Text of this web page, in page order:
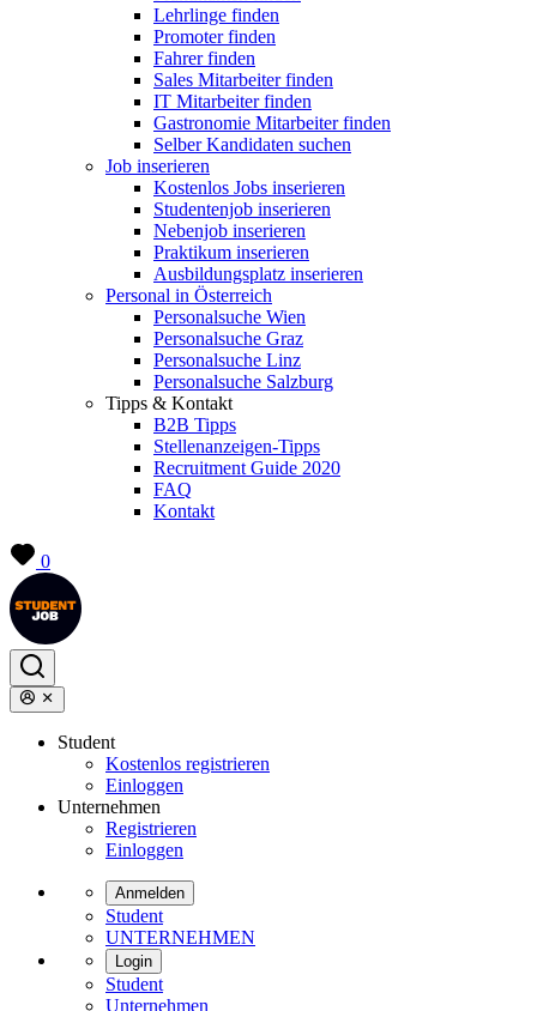
Lehrlinge finden
Promoter finden
Fahrer finden
Sales Mitarbeiter finden
IT Mitarbeiter finden
Gastronomie Mitarbeiter finden
Selber Kandidaten suchen
Job inserieren
Kostenlos Jobs inserieren
Studentenjob inserieren
Nebenjob inserieren
Praktikum inserieren
Ausbildungsplatz inserieren
Personal in Österreich
Personalsuche Wien
Personalsuche Graz
Personalsuche Linz
Personalsuche Salzburg
Tipps & Kontakt
B2B Tipps
Stellenanzeigen-Tipps
Recruitment Guide 2020
FAQ
Kontakt
0
Student
Kostenlos registrieren
Einloggen
Unternehmen
Registrieren
Einloggen
Anmelden
Student
UNTERNEHMEN
Login
Student
Unternehmen